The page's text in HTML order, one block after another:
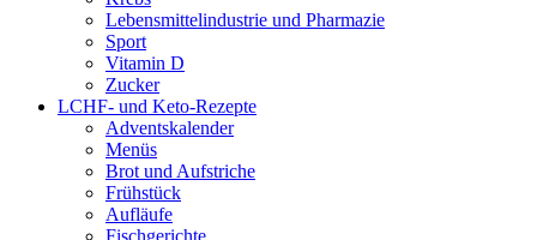
Lebensmittelindustrie und Pharmazie
Sport
Vitamin D
Zucker
LCHF- und Keto-Rezepte
Adventskalender
Menüs
Brot und Aufstriche
Frühstück
Aufläufe